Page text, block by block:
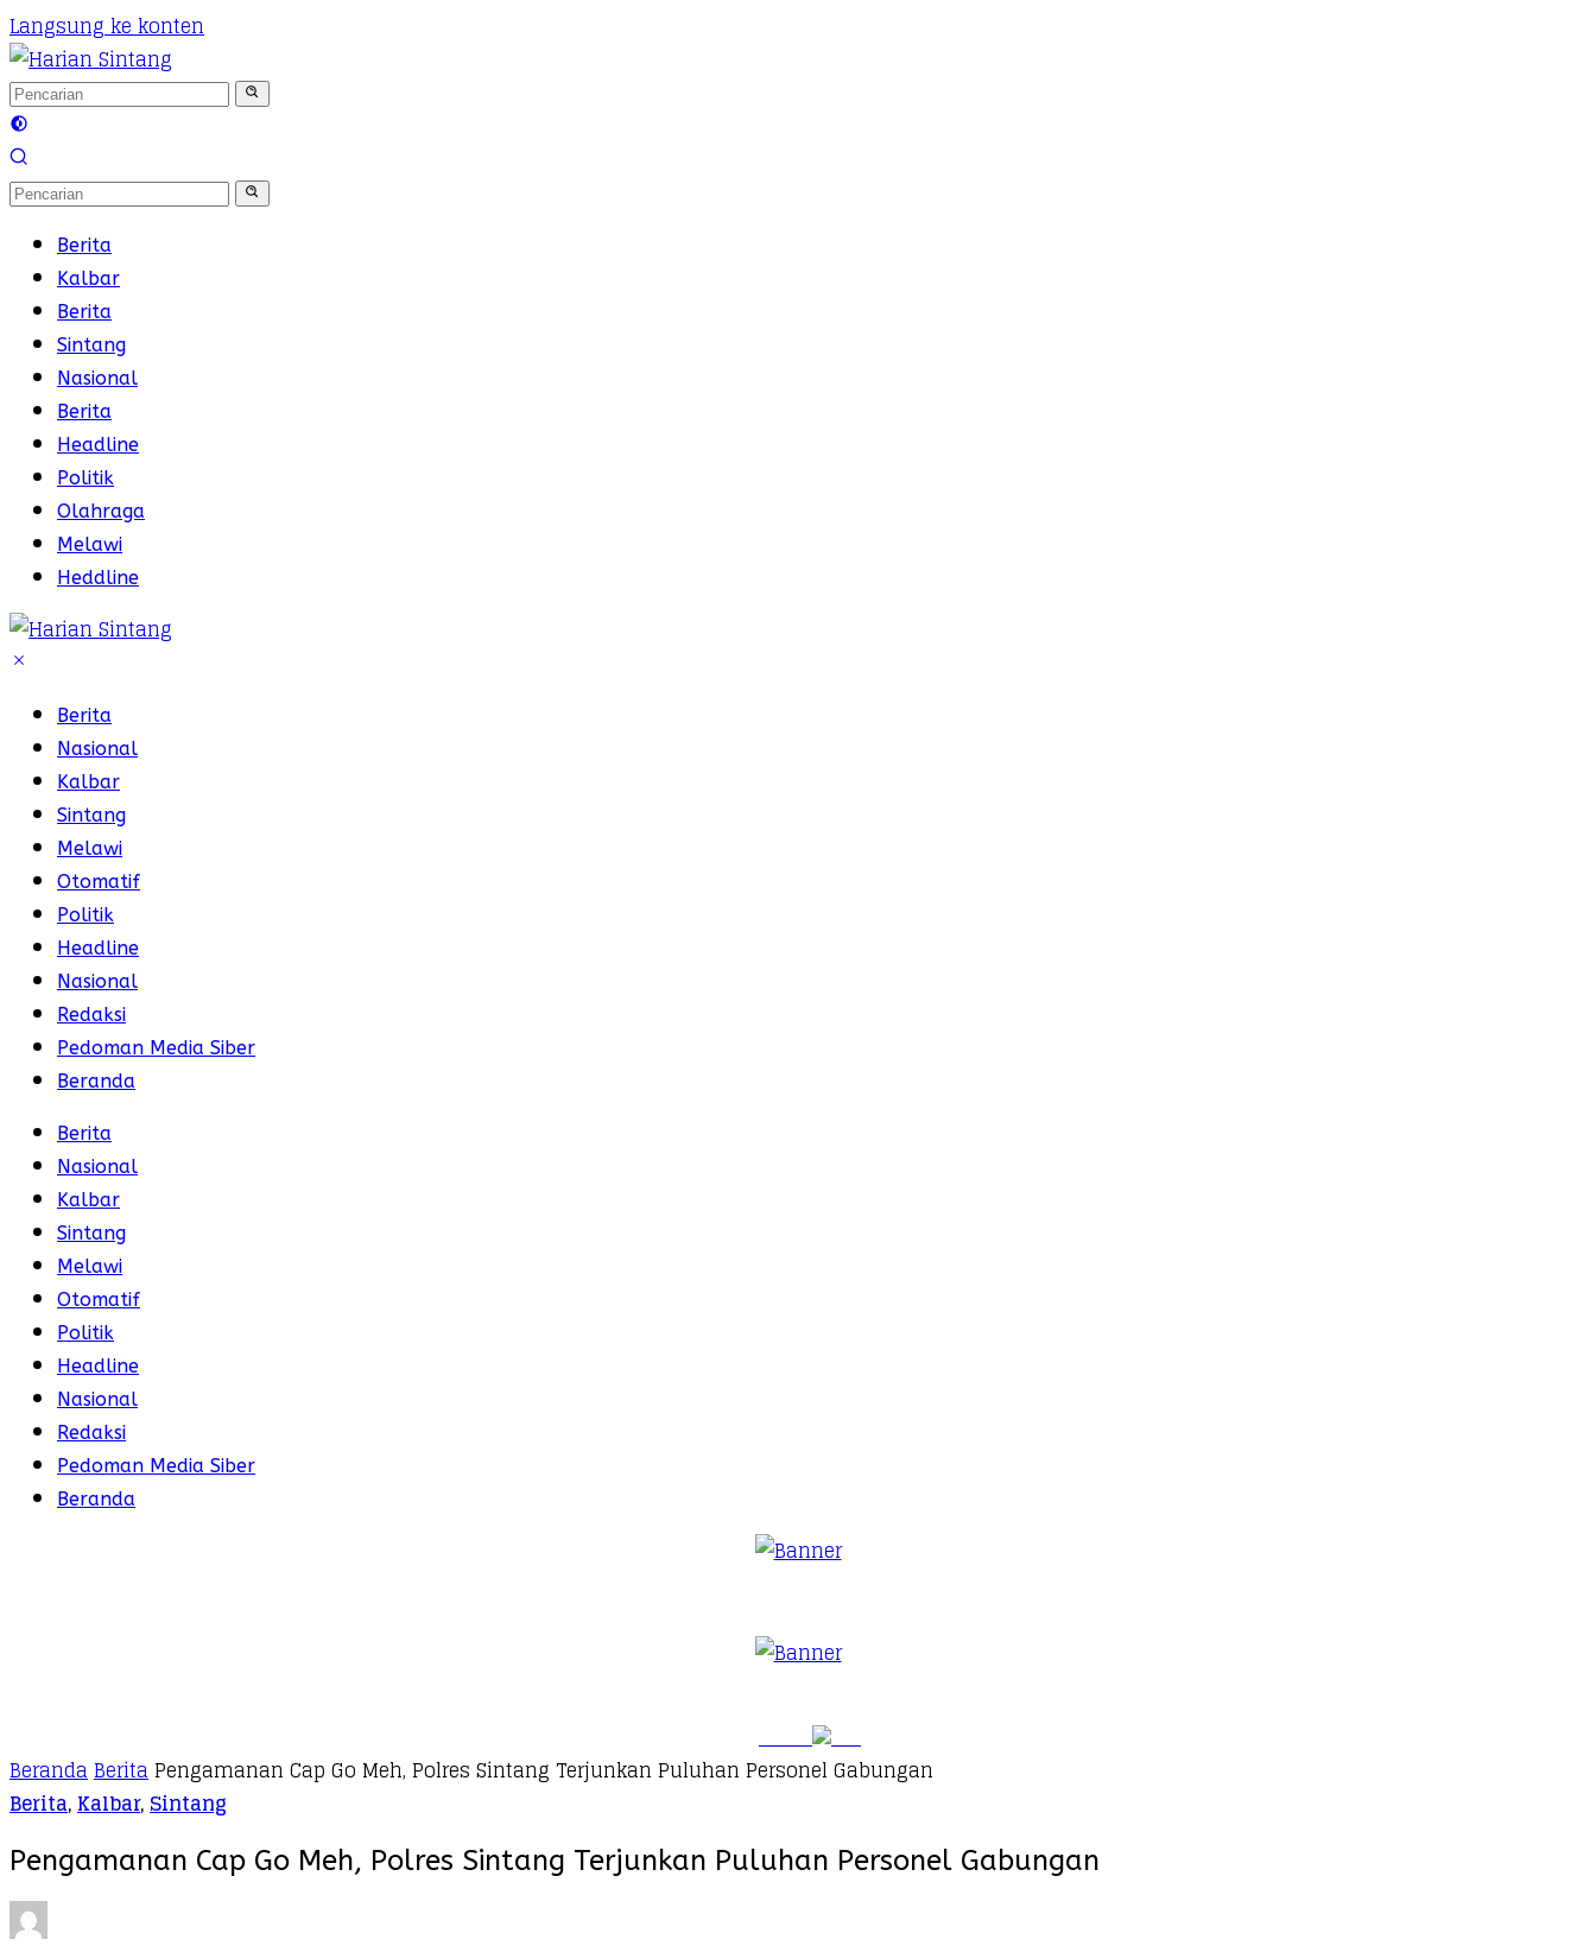
Langsung ke konten
Berita
Kalbar
Berita
Sintang
Nasional
Berita
Headline
Politik
Olahraga
Melawi
Heddline
Berita
Nasional
Kalbar
Sintang
Melawi
Otomatif
Politik
Headline
Nasional
Redaksi
Pedoman Media Siber
Beranda
Berita
Nasional
Kalbar
Sintang
Melawi
Otomatif
Politik
Headline
Nasional
Redaksi
Pedoman Media Siber
Beranda
BerandaBeritaPengamanan Cap Go Meh, Polres Sintang Terjunkan Puluhan Personel Gabungan
Berita,Kalbar,Sintang
Pengamanan Cap Go Meh, Polres Sintang Terjunkan Puluhan Personel Gabungan